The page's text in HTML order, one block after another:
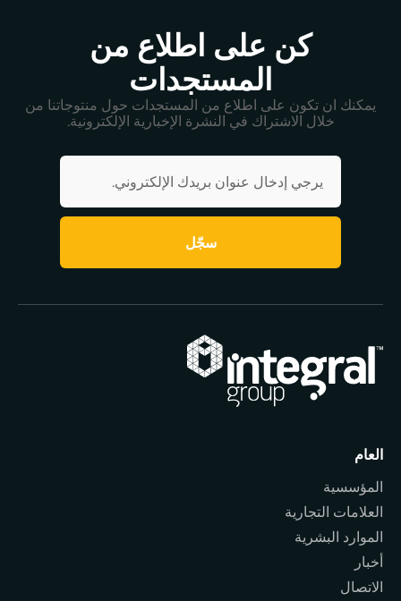
كن على اطلاع من
المستجدات
يمكنك ان تكون على اطلاع من المستجدات حول منتوجاتنا من
خلال الاشتراك في النشرة الإخبارية الإلكترونية.
سجّل
العام
المؤسسية
العلامات التجارية
الموارد البشرية
أخبار
الاتصال